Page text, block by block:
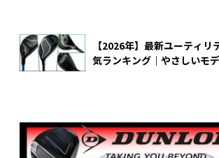
【2026年】最新ユーティリ
気ランキング｜やさしいモ